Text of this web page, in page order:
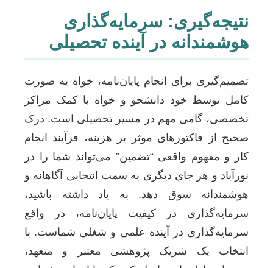
نتیجه‌گیری: سرمایه‌گذاری
هوشمندانه در آینده تحصیلی
تصمیم‌گیری برای انجام پایان‌نامه، خواه به صورت
کامل توسط خود دانشجو و خواه با کمک مراکز
تخصصی، گامی مهم در مسیر تحصیلی است. درک
صحیح از فاکتورهای موثر بر هزینه، فرآیند انجام
کار و مفهوم واقعی “تضمین” می‌تواند شما را در
نورآباد و هر جای دیگری به سمت انتخابی آگاهانه و
هوشمندانه سوق دهد. به یاد داشته باشید،
سرمایه‌گذاری در کیفیت پایان‌نامه، در واقع
سرمایه‌گذاری در آینده علمی و شغلی شماست. با
انتخاب یک شریک پژوهشی معتبر و متعهد،